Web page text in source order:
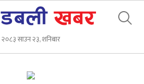
२०८३ साउन २३, शनिबार